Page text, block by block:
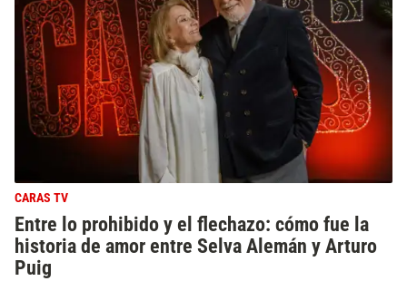
CARAS TV
Entre lo prohibido y el flechazo: cómo fue la
historia de amor entre Selva Alemán y Arturo
Puig